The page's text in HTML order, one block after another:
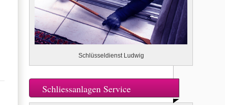
Schlüsseldienst Ludwig
Schliessanlagen Service